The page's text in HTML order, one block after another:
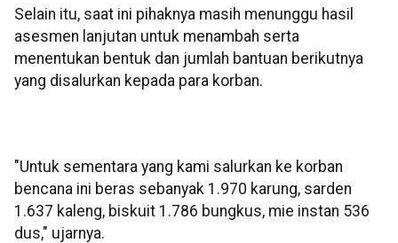
Selain itu, saat ini pihaknya masih menunggu hasil
asesmen lanjutan untuk menambah serta
menentukan bentuk dan jumlah bantuan berikutnya
yang disalurkan kepada para korban.
"Untuk sementara yang kami salurkan ke korban
bencana ini beras sebanyak 1.970 karung, sarden
1.637 kaleng, biskuit 1.786 bungkus, mie instan 536
dus," ujarnya.